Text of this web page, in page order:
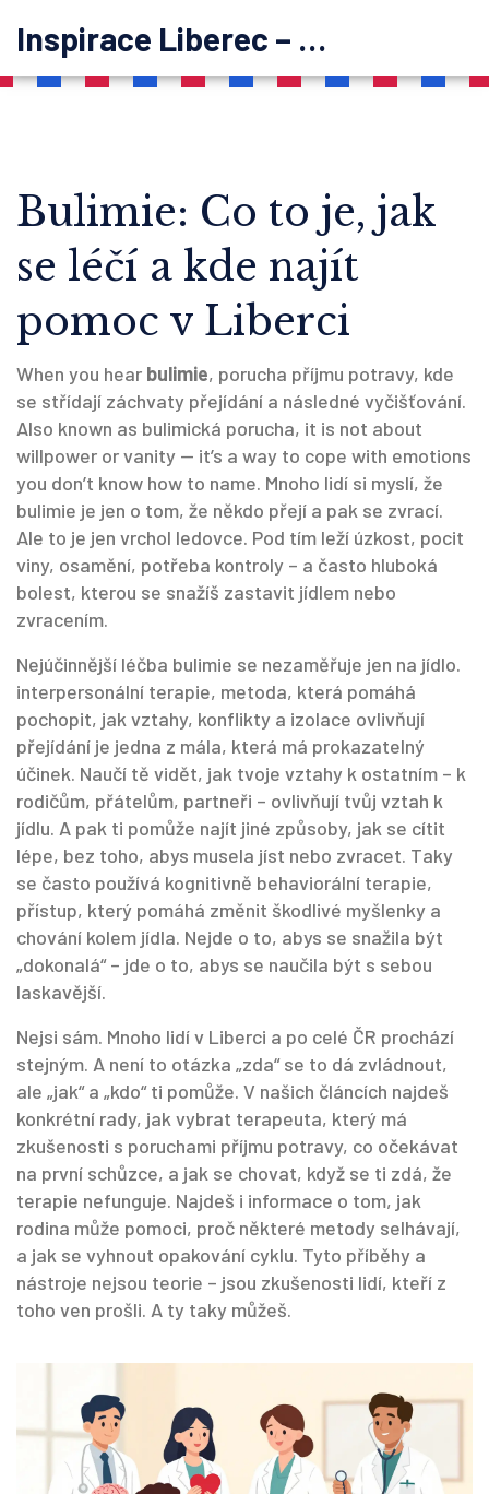
Inspirace Liberec – psychoterapie
Bulimie: Co to je, jak
se léčí a kde najít
pomoc v Liberci
When you hear bulimie, porucha příjmu potravy, kde
se střídají záchvaty přejídání a následné vyčišťování.
Also known as bulimická porucha, it is not about
willpower or vanity — it’s a way to cope with emotions
you don’t know how to name. Mnoho lidí si myslí, že
bulimie je jen o tom, že někdo přejí a pak se zvrací.
Ale to je jen vrchol ledovce. Pod tím leží úzkost, pocit
viny, osamění, potřeba kontroly – a často hluboká
bolest, kterou se snažíš zastavit jídlem nebo
zvracením.
Nejúčinnější léčba bulimie se nezaměřuje jen na jídlo.
interpersonální terapie, metoda, která pomáhá
pochopit, jak vztahy, konflikty a izolace ovlivňují
přejídání je jedna z mála, která má prokazatelný
účinek. Naučí tě vidět, jak tvoje vztahy k ostatním – k
rodičům, přátelům, partneři – ovlivňují tvůj vztah k
jídlu. A pak ti pomůže najít jiné způsoby, jak se cítit
lépe, bez toho, abys musela jíst nebo zvracet. Taky
se často používá kognitivně behaviorální terapie,
přístup, který pomáhá změnit škodlivé myšlenky a
chování kolem jídla. Nejde o to, abys se snažila být
„dokonalá“ – jde o to, abys se naučila být s sebou
laskavější.
Nejsi sám. Mnoho lidí v Liberci a po celé ČR prochází
stejným. A není to otázka „zda“ se to dá zvládnout,
ale „jak“ a „kdo“ ti pomůže. V našich článcích najdeš
konkrétní rady, jak vybrat terapeuta, který má
zkušenosti s poruchami příjmu potravy, co očekávat
na první schůzce, a jak se chovat, když se ti zdá, že
terapie nefunguje. Najdeš i informace o tom, jak
rodina může pomoci, proč některé metody selhávají,
a jak se vyhnout opakování cyklu. Tyto příběhy a
nástroje nejsou teorie – jsou zkušenosti lidí, kteří z
toho ven prošli. A ty taky můžeš.